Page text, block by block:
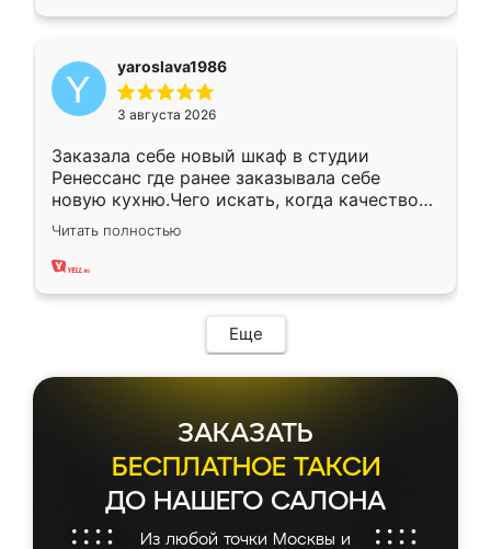
yaroslava1986
3 августа 2026
Заказала себе новый шкаф в студии
Ренессанс где ранее заказывала себе
новую кухню.Чего искать, когда качеством
вполне довольна. Служит кухня уже почти
два года, нареканий нет.
Читать полностью
Еще
ЗАКАЗАТЬ
БЕСПЛАТНОЕ ТАКСИ
ДО НАШЕГО САЛОНА
Из любой точки Москвы и